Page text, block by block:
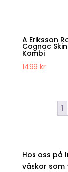
A Eriksson
Cognac
Kombi
1499 kr
1
Hos oss på
väskor som